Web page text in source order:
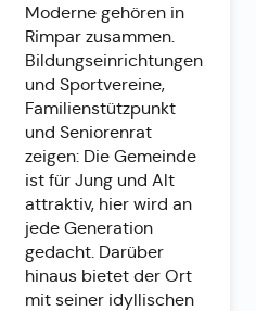
Moderne gehören in
Rimpar zusammen.
Bildungseinrichtungen
und Sportvereine,
Familienstützpunkt
und Seniorenrat
zeigen: Die Gemeinde
ist für Jung und Alt
attraktiv, hier wird an
jede Generation
gedacht. Darüber
hinaus bietet der Ort
mit seiner idyllischen